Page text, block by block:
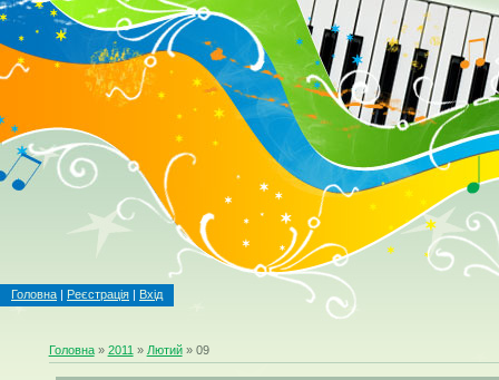
Головна | Реєстрація | Вхід
Головна» 2011 » Лютий » 09